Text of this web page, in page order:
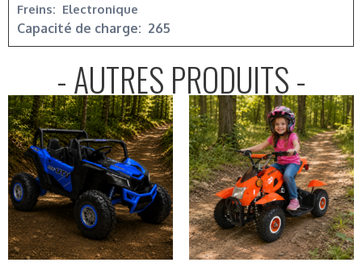
Freins: Electronique
Capacité de charge: 265
- AUTRES PRODUITS -